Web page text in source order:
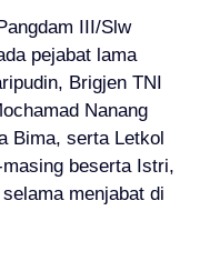
III/Slw
pejabat lama
Brigjen TNI
Nanang
Bima, serta Letkol
beserta Istri,
menjabat di